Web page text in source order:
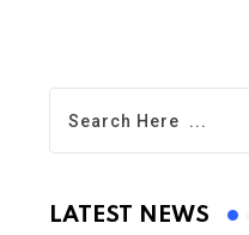
LATEST NEWS